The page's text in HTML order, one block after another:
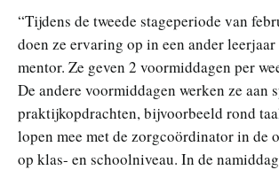
“Tijdens de tweede stageperiode van
doen ze ervaring op in een ander leerjaar
mentor. Ze geven 2 voormiddagen per
De andere voormiddagen werken ze aan
praktijkopdrachten, bijvoorbeeld rond
lopen mee met de zorgcoördinator in de
op klas- en schoolniveau. In de